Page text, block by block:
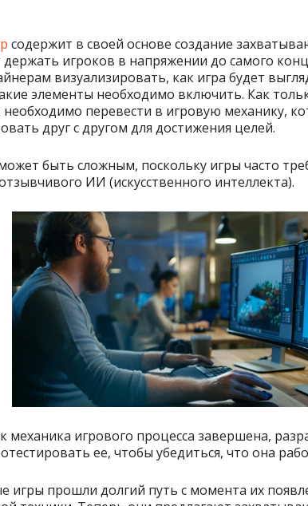
содержит в своей основе создание
держать игроков в напряжении до самого
визуализировать, как игра будет
элементы необходимо включить. Как
перевести в игровую механику,
друг с другом для достижения целей.
быть сложным, поскольку игры часто
ИИ (искусственного интеллекта).
механика игрового процесса завершена,
ее, чтобы убедиться, что она
игры прошли долгий путь с момента их